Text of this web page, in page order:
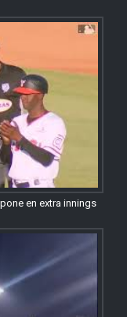
en extra innings